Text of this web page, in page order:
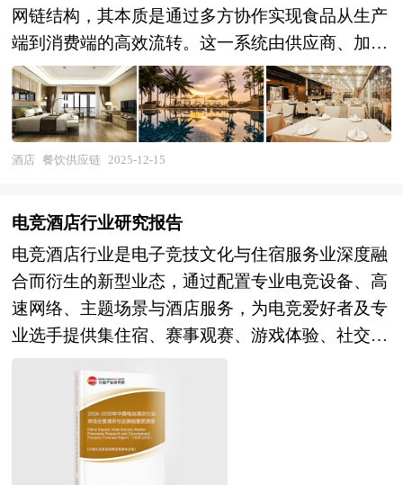
网链结构，其本质是通过多方协作实现食品从生产
端到消费端的高效流转。这一系统由供应商、加工
商、物流商、餐饮企业及消费者等直接或间接参与
方共同构成，各环节紧密衔接：供应商提供符合质
量标准的食材原料，加工商完成清洗、切割、烹饪
等标准化处理，物流商确保运输过程中的温度控制
流程管理，实现食品安全、成本可控与效率提升的
平衡。 随着餐饮行业连锁化与消费升级趋势加
速，餐饮供应链正向智能化、柔性化方向演进。物
联网技术实现运输环境实时监测，大数据分析优化
库存与配送路径，区块链技术提升溯源可信度，而
模块化供应链设计则能快速适配不同餐饮场景需
求。这一系统的高效运作，不仅是餐饮企业规模化
扩张的基础，更是保障食品安全、提升消费体验的
核心支撑。 餐饮供应链行业研究报告主要分析了
餐饮供应链行业的国内外发展概况、行业的发展环
酒店 餐饮供应链 2025-12-15
电竞酒店行业研究报告
电竞酒店行业是电子竞技文化与住宿服务业深度融
合而衍生的新型业态，通过配置专业电竞设备、高
速网络、主题场景与酒店服务，为电竞爱好者及专
业选手提供集住宿、赛事观赛、游戏体验、社交娱
酒店的功能边界从单一休憩延伸至沉浸式娱乐体
验，其硬件配置涵盖高性能主机、高刷新率显示
器、人体工学电竞椅及低延迟网络环境，软件服务
则包含游戏特权、赛事直播、陪练指导与社群运营